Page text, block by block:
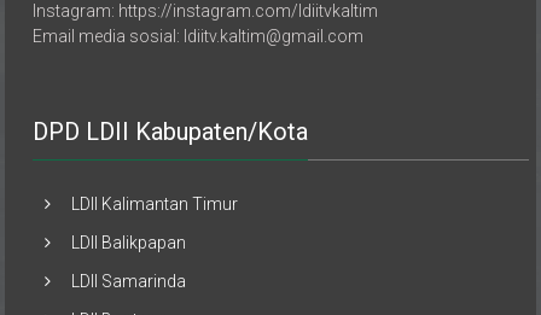
Email media sosial: ldiitv.kaltim@gmail.com
LDII Samarinda